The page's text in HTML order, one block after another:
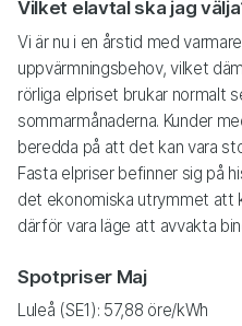
Vilket elavtal ska jag
Vi är nu i en årstid med
uppvärmningsbehov, vilket
rörliga elpriset brukar normalt
sommarmånaderna. Kunder
beredda på att det kan vara
Fasta elpriser befinner sig på
det ekonomiska utrymmet att
därför vara läge att avvakta
Spotpriser Maj
Luleå (SE1): 57,88 öre/kWh